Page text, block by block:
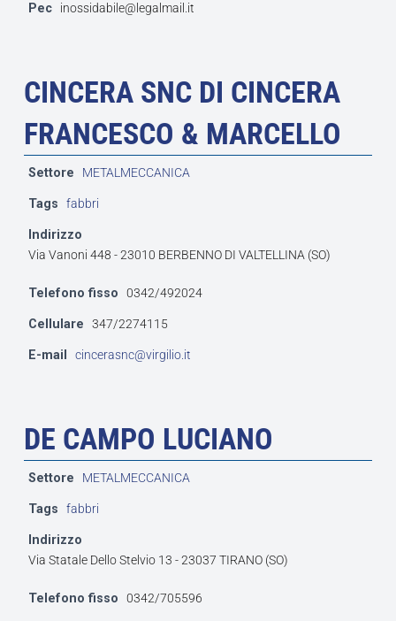
Pec inossidabile@legalmail.it
CINCERA SNC DI CINCERA
FRANCESCO & MARCELLO
Settore METALMECCANICA
Tags fabbri
Indirizzo
Via Vanoni 448 - 23010 BERBENNO DI VALTELLINA (SO)
Telefono fisso 0342/492024
Cellulare 347/2274115
E-mail cincerasnc@virgilio.it
DE CAMPO LUCIANO
Settore METALMECCANICA
Tags fabbri
Indirizzo
Via Statale Dello Stelvio 13 - 23037 TIRANO (SO)
Telefono fisso 0342/705596